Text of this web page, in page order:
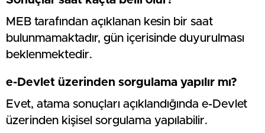
MEB tarafından açıklanan kesin bir saat
bulunmamaktadır, gün içerisinde duyurulması
beklenmektedir.
e-Devlet üzerinden sorgulama yapılır mı?
Evet, atama sonuçları açıklandığında e-Devlet
üzerinden kişisel sorgulama yapılabilir.